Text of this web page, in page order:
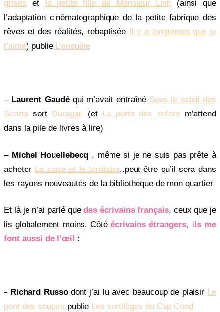
grises et la petite fille de Monsieur Linh (ainsi que
l’adaptation cinématographique de la petite fabrique des
rêves et des réalités, rebaptisée Il y a longtemps que je
t’aime) publie L’enquête
– Laurent Gaudéqui m’avait entraîné Sous le soleil des
Scortasort Ouragan (et La porte des enfers m’attend
dans la pile de livres à lire)
– Michel Houellebecq , même si je ne suis pas prête à
acheter La carte et le territoire..peut-être qu’il sera dans
les rayons nouveautés de la bibliothèque de mon quartier
Et là je n’ai parlé que des écrivains français, ceux que je
lis globalement moins. Côtéécrivains étrangers, ils me
font aussi de l’œil :
– Richard Russodont j’ai lu avec beaucoup de plaisir Le
pont des soupirs publie Les sortilèges du Cap Cood